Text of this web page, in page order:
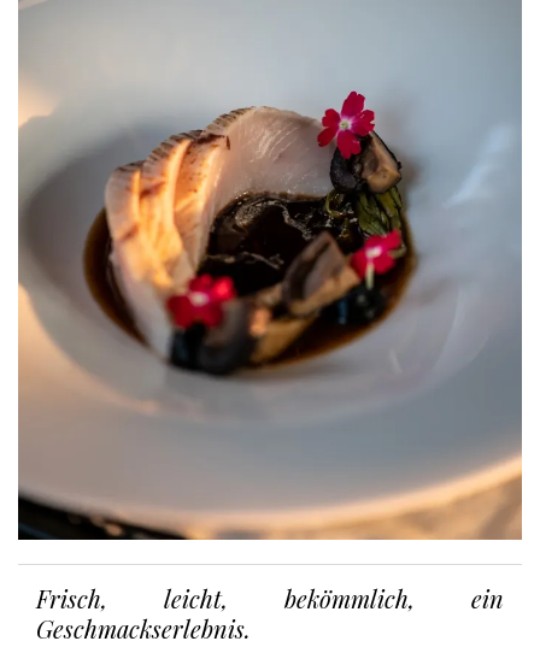
Frisch, leicht, bekömmlich, ein
Geschmackserlebnis.